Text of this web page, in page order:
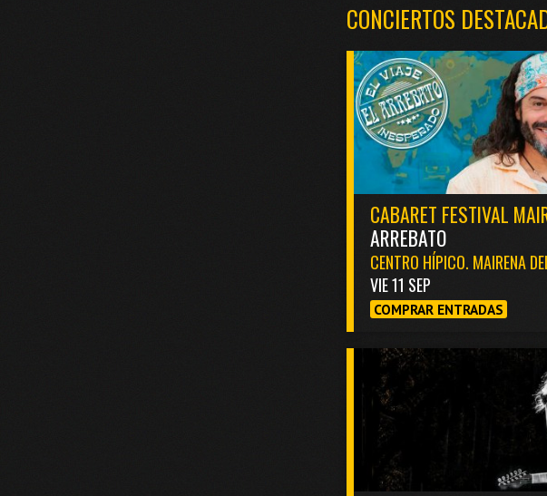
CONCIERTOS
CABARET FESTIVAL
ARREBATO
CENTRO HÍPICO. MAIRENA
VIE 11 SEP
COMPRAR ENTRADAS